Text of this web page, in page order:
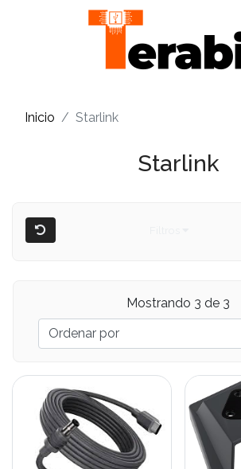
Inicio Starlink
Starlink
Mostrando 3 de 3